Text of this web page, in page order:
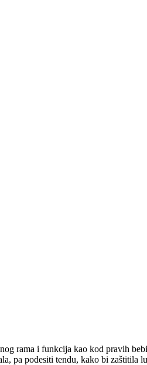
rama i funkcija kao kod pravih
pa podesiti tendu, kako bi zaštitila